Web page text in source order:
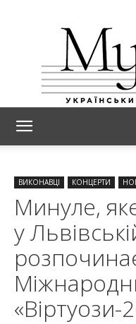
ВИКОНАВЦІ КОНЦЕРТИ
Минуле,
у
«Віртуози-